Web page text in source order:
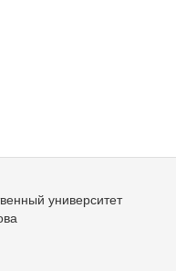
университет